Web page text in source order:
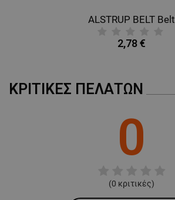
ALSTRUP BELT Belt
2,78 €
ΚΡΙΤΙΚΈΣ ΠΕΛΑΤΏΝ
0
(0 κριτικές)